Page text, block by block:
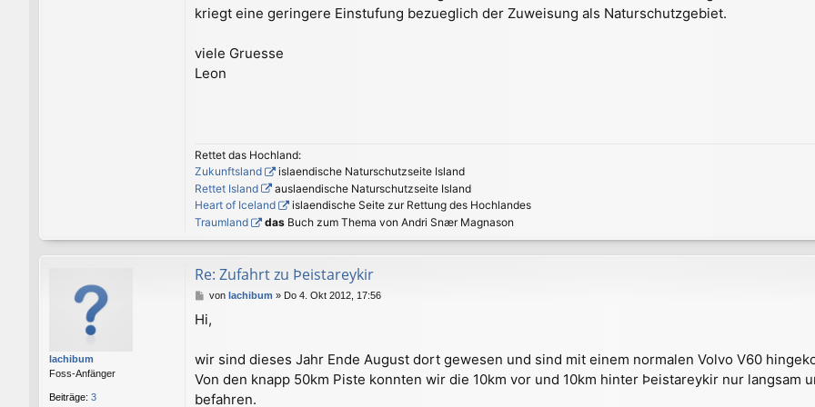
kriegt eine geringere Einstufung bezueglich der Zuweisung als Naturschutzgebiet.
viele Gruesse
Leon
Rettet das Hochland:
Zukunftsland
islaendische Naturschutzseite Island
Rettet Island
auslaendische Naturschutzseite Island
Heart of Iceland
islaendische Seite zur Rettung des Hochlandes
Traumland
das Buch zum Thema von Andri Snær Magnason
lachibum
Foss-Anfänger
Beiträge: 3
Re: Zufahrt zu Þeistareykir
B
i
r
a
g
von lachibum » Do 4. Okt 2012, 17:56
Hi,
wir sind dieses Jahr Ende August dort gewesen und sind mit einem normalen Volvo V60
Von den knapp 50km Piste konnten wir die 10km vor und 10km hinter Þeistareykir nur langsam
befahren.